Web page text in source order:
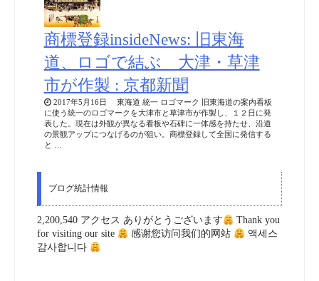
商標登録insideNews: 旧東海
道、ロゴで結ぶ 大津・草津
市が作製 : 京都新聞
2017年5月16日 東海道 統一 ロゴマーク 旧東海道の案内看板
に使う統一のロゴマークを大津市と草津市が作製し、１２日に発
表した。現在は外観が異なる看板や石碑に一体感を持たせ、沿道
の景観アップにつなげるのが狙い。商標登録して全国に発信する
と …
ブログ統計情報
2,200,540 アクセス ありがとうございます
Thank you
for visiting our site
感谢您访问我们的网站
액세스
감사합니다